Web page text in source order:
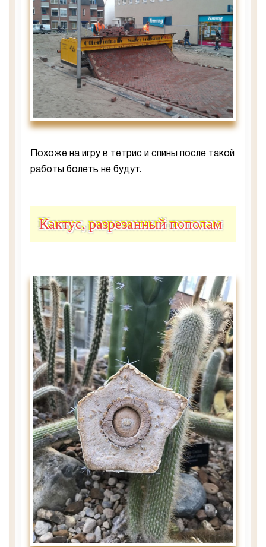
Похоже на игру в тетрис и спины после такой
работы болеть не будут.
Кактус, разрезанный пополам